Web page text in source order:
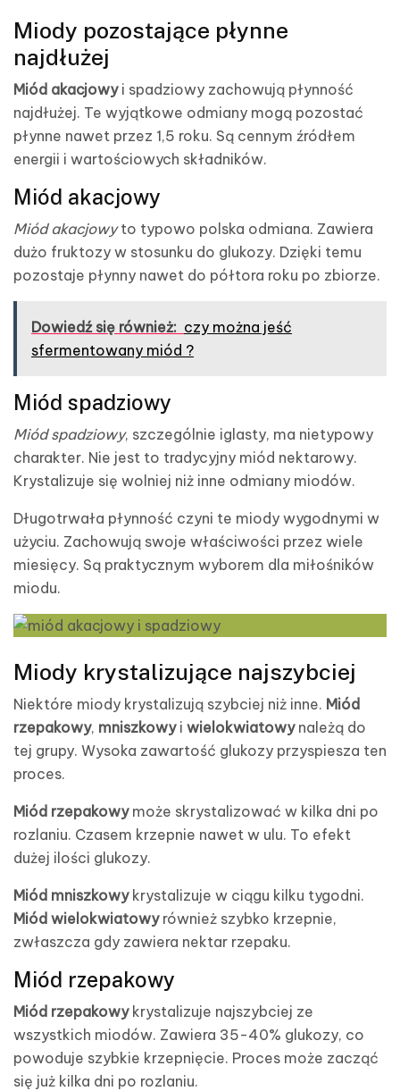
Miody pozostające płynne
najdłużej
Miód akacjowyi spadziowy zachowują płynność
najdłużej. Te wyjątkowe odmiany mogą pozostać
płynne nawet przez 1,5 roku. Są cennym źródłem
energii i wartościowych składników.
Miód akacjowy
Miód akacjowyto typowo polska odmiana. Zawiera
dużo fruktozy w stosunku do glukozy. Dzięki temu
pozostaje płynny nawet do półtora roku po zbiorze.
Dowiedź się również: czy można jeść
sfermentowany miód ?
Miód spadziowy
Miód spadziowy, szczególnie iglasty, ma nietypowy
charakter. Nie jest to tradycyjny miód nektarowy.
Krystalizuje się wolniej niż inne odmiany miodów.
Długotrwała płynność czyni te miody wygodnymi w
użyciu. Zachowują swoje właściwości przez wiele
miesięcy. Są praktycznym wyborem dla miłośników
miodu.
Miody krystalizujące najszybciej
Niektóre miody krystalizują szybciej niż inne. Miód
rzepakowy, mniszkowyi wielokwiatowynależą do
tej grupy. Wysoka zawartość glukozy przyspiesza ten
proces.
Miód rzepakowymoże skrystalizować w kilka dni po
rozlaniu. Czasem krzepnie nawet w ulu. To efekt
dużej ilości glukozy.
Miód mniszkowykrystalizuje w ciągu kilku tygodni.
Miód wielokwiatowyrównież szybko krzepnie,
zwłaszcza gdy zawiera nektar rzepaku.
Miód rzepakowy
Miód rzepakowykrystalizuje najszybciej ze
wszystkich miodów. Zawiera 35-40% glukozy, co
powoduje szybkie krzepnięcie. Proces może zacząć
się już kilka dni po rozlaniu.